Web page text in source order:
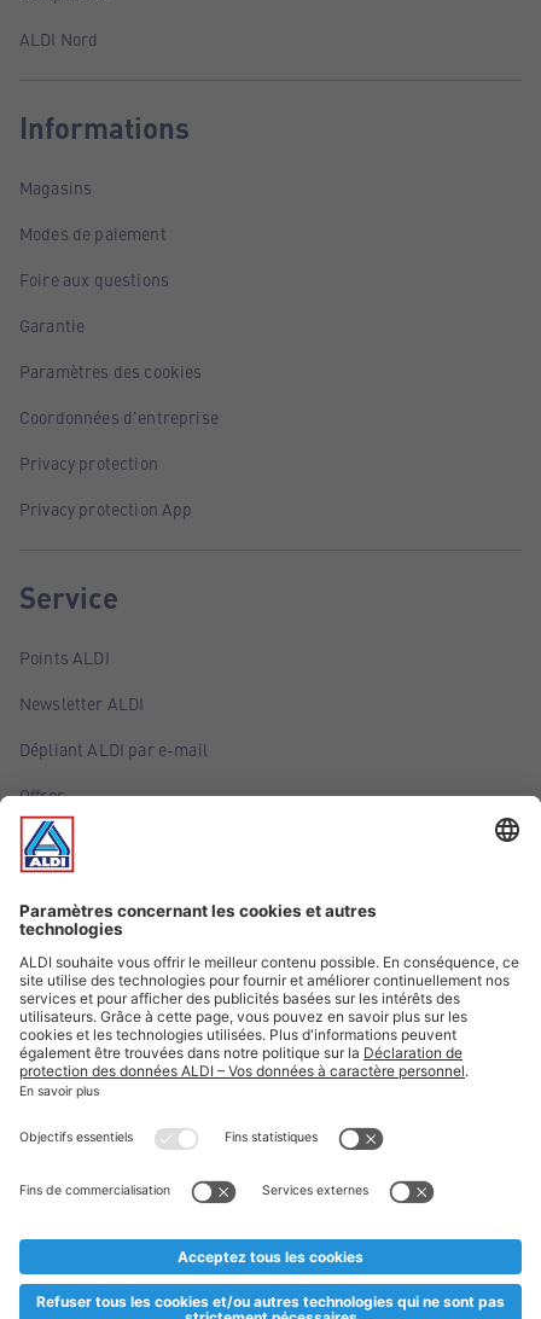
ALDI Nord
Informations
Magasins
Modes de paiement
Foire aux questions
Garantie
Paramètres des cookies
Coordonnées d'entreprise
Privacy protection
Privacy protection App
Service
Points ALDI
Newsletter ALDI
Dépliant ALDI par e-mail
Offres
Infos essentielles
Suivez ALDI Luxembourg
Textes marqués d'un astérisque et mentions légales
esoulaang bis de Stock eidel ass. Mir soen Iech Merci fir Äert
Planifikatioun ausverkaaft sollte sinn. De VALORLUX-Präis an
** Op dësem Site huet d'Benotze vun der männlecher Form eng
besser Liesbarkeet am Sënn an huet keng diskriminéierend